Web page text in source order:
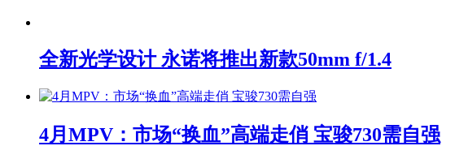
全新光学设计 永诺将推出新款50mm f/1.4
4月MPV：市场“换血”高端走俏 宝骏730需自强